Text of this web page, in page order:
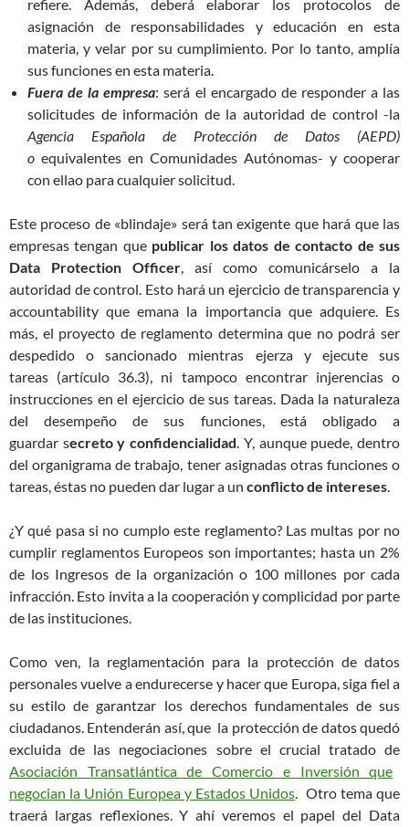
refiere. Además, deberá elaborar los protocolos de
asignación de responsabilidades y educación en esta
materia, y velar por su cumplimiento. Por lo tanto, amplía
sus funciones en esta materia.
Fuera de la empresa: será el encargado de responder a las
solicitudes de información de la autoridad de control -la
Agencia Española de Protección de Datos (AEPD)
o equivalentes en Comunidades Autónomas- y cooperar
con ellao para cualquier solicitud.
Este proceso de «blindaje» será tan exigente que hará que las
empresas tengan que publicar los datos de contacto de sus
Data Protection Officer, así como comunicárselo a la
autoridad de control. Esto hará un ejercicio de transparencia y
accountability que emana la importancia que adquiere. Es
más, el proyecto de reglamento determina que no podrá ser
despedido o sancionado mientras ejerza y ejecute sus
tareas (artículo 36.3), ni tampoco encontrar injerencias o
instrucciones en el ejercicio de sus tareas. Dada la naturaleza
del desempeño de sus funciones, está obligado a
guardar secreto y confidencialidad. Y, aunque puede, dentro
del organigrama de trabajo, tener asignadas otras funciones o
tareas, éstas no pueden dar lugar a un conflicto de intereses.
¿Y qué pasa si no cumplo este reglamento? Las multas por no
cumplir reglamentos Europeos son importantes; hasta un 2%
de los Ingresos de la organización o 100 millones por cada
infracción. Esto invita a la cooperación y complicidad por parte
de las instituciones.
Como ven, la reglamentación para la protección de datos
personales vuelve a endurecerse y hacer que Europa, siga fiel a
su estilo de garantzar los derechos fundamentales de sus
ciudadanos. Entenderán así, que la protección de datos quedó
excluida de las negociaciones sobre el crucial tratado de
Asociación Transatlántica de Comercio e Inversión que
negocian la Unión Europea y Estados Unidos. Otro tema que
traerá largas reflexiones. Y ahí veremos el papel del Data